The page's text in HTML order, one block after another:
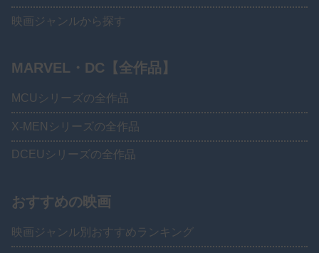
映画ジャンルから探す
MARVEL・DC【全作品】
MCUシリーズの全作品
X-MENシリーズの全作品
DCEUシリーズの全作品
おすすめの映画
映画ジャンル別おすすめランキング